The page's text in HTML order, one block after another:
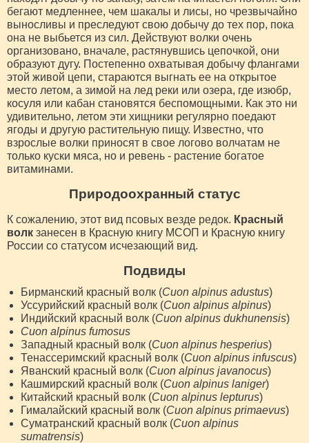
бегают медленнее, чем шакалы и лисы, но чрезвычайно
выносливы и преследуют свою добычу до тех пор, пока
она не выбьется из сил. Действуют волки очень
организовано, вначале, растянувшись цепочкой, они
образуют дугу. Постепенно охватывая добычу флангами
этой живой цепи, стараются выгнать ее на открытое
место летом, а зимой на лед реки или озера, где изюбр,
косуля или кабан становятся беспомощными. Как это ни
удивительно, летом эти хищники регулярно поедают
ягоды и другую растительную пищу. Известно, что
взрослые волки приносят в свое логово волчатам не
только куски мяса, но и ревень - растение богатое
витаминами.
Природоохранный статус
К сожалению, этот вид псовых везде редок. Красный
волк занесен в Красную книгу МСОП и Красную книгу
России со статусом исчезающий вид.
Подвиды
Бирманский красный волк (Cuon alpinus adustus)
Уссурийский красный волк (Cuon alpinus alpinus)
Индийский красный волк (Cuon alpinus dukhunensis)
Cuon alpinus fumosus
Западный красный волк (Cuon alpinus hesperius)
Тенассеримский красный волк (Cuon alpinus infuscus)
Яванский красный волк (Cuon alpinus javanocus)
Кашмирский красный волк (Cuon alpinus laniger)
Китайский красный волк (Cuon alpinus lepturus)
Гималайский красный волк (Cuon alpinus primaevus)
Суматранский красный волк (Cuon alpinus
sumatrensis)